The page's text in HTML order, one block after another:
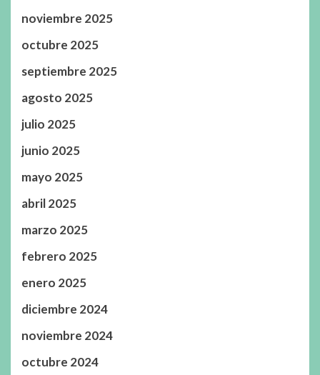
noviembre 2025
octubre 2025
septiembre 2025
agosto 2025
julio 2025
junio 2025
mayo 2025
abril 2025
marzo 2025
febrero 2025
enero 2025
diciembre 2024
noviembre 2024
octubre 2024